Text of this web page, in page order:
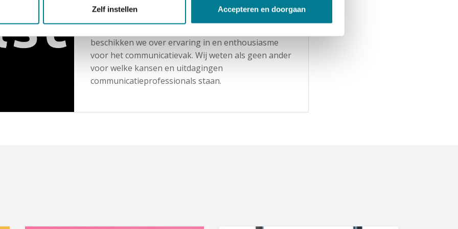
Zelf instellen Accepteren en doorgaan
liefde voor goede communicatie. Met ons team van
vaste medewerkers en ons netwerk van adviseurs,
beschikken we over ervaring in en enthousiasme
voor het communicatievak. Wij weten als geen ander
voor welke kansen en uitdagingen
communicatieprofessionals staan.